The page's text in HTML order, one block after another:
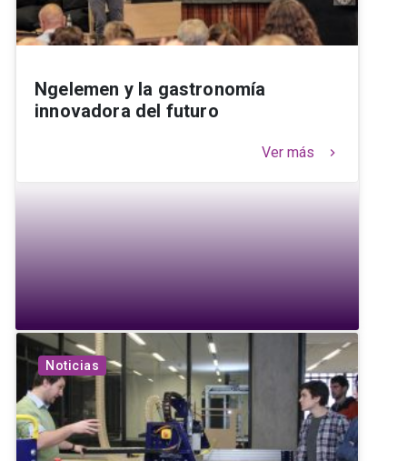
Ngelemen y la gastronomía
innovadora del futuro
Ver más keyboard_arrow_right
Noticias